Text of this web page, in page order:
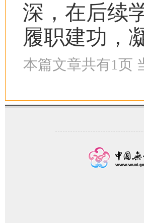
深，在后续
履职建功，
本篇文章共有1页